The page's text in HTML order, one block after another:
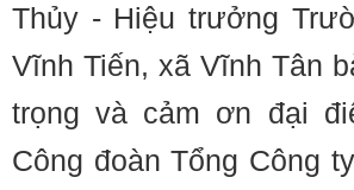
Thủy - Hiệu trưởng
Vĩnh Tiến, xã Vĩnh Tân
trọng và cảm ơn đại
Công đoàn Tổng Công